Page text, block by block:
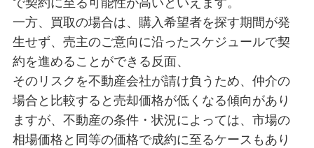
で契約に至る可能性が高いといえます。
一方、買取の場合は、購入希望者を探す期間が発
生せず、売主のご意向に沿ったスケジュールで契
約を進めることができる反面、
そのリスクを不動産会社が請け負うため、仲介の
場合と比較すると売却価格が低くなる傾向があり
ますが、不動産の条件・状況によっては、市場の
相場価格と同等の価格で成約に至るケースもあり